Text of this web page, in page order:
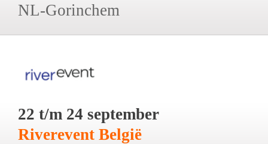
NL-Gorinchem
22 t/m 24 september
Riverevent België